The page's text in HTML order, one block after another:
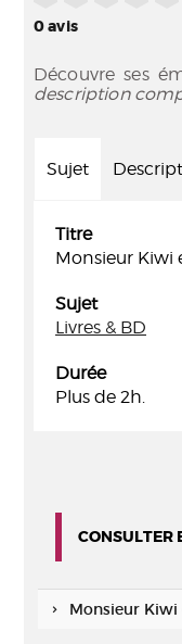
0avis
Découvre ses
description
Sujet
Titre
Monsieur Kiwi
Sujet
Livres & BD
Durée
Plus de 2h.
CONSULTER
Monsieur